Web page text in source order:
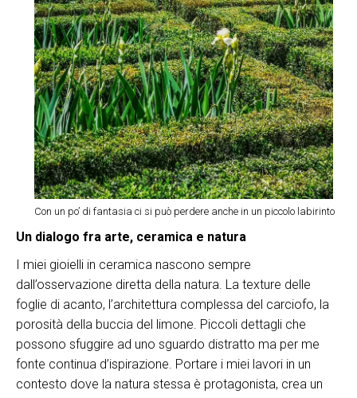
Con un po’ di fantasia ci si può perdere anche in un piccolo labirinto
Un dialogo fra arte, ceramica e natura
I miei gioielli in ceramica nascono sempre
dall’osservazione diretta della natura. La texture delle
foglie di acanto, l’architettura complessa del carciofo, la
porosità della buccia del limone. Piccoli dettagli che
possono sfuggire ad uno sguardo distratto ma per me
fonte continua d’ispirazione. Portare i miei lavori in un
contesto dove la natura stessa è protagonista, crea un